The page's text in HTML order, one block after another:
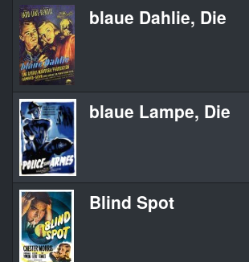
blaue Dahlie, Die
blaue Lampe, Die
Blind Spot